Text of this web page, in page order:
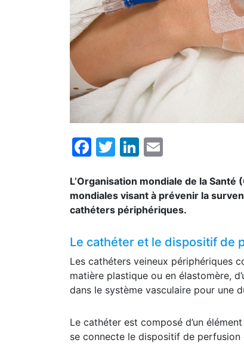
Facebook
TwitterLinkedIn
L’Organisation mondiale de la
mondiales visant à prévenir la
cathéters périphériques.
Le cathéter et le dispositif de
Les cathéters veineux périphériques
matière plastique ou en élastomère,
dans le système vasculaire pour une
Le cathéter est composé d’un
se connecte le dispositif de perfusion